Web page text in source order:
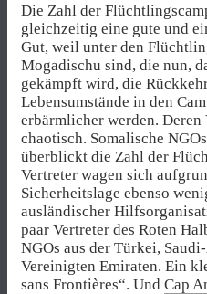
Die Zahl der
gleichzeitig eine gute und
Gut, weil unter den
Mogadischu sind, die nun,
gekämpft wird, die
Lebensumstände in den
erbärmlicher werden.
chaotisch. Somalische
überblickt die Zahl der
Vertreter wagen sich
Sicherheitslage ebenso
ausländischer
paar Vertreter des Roten
NGOs aus der Türkei,
Vereinigten Emiraten. Ein
sans Frontières“. Und Cap